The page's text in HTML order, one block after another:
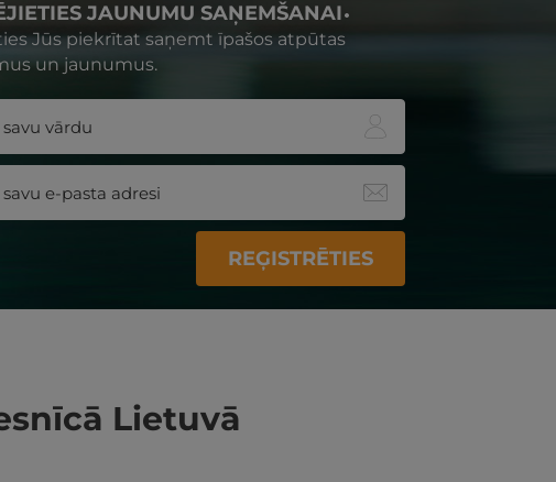
JAUNUMU SAŅEMŠANAI
Jūs piekrītat saņemt īpašos atpūtas
un jaunumus.
REĢISTRĒTIES
Lietuvā